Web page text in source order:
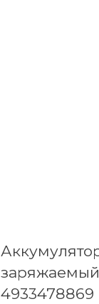
заряжаемый
4933478869